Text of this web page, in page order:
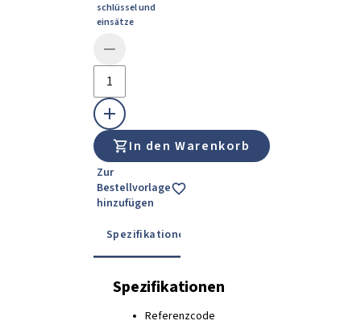
schlüssel und
einsätze
In den Warenkorb
Zur
Bestellvorlage
hinzufügen
Spezifikationen
Spezifikationen
Referenzcode